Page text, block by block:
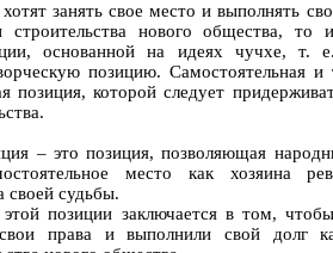
занять свое место и выполнять
строительства нового общества, то
основанной на идеях чучхе, т.
позицию. Самостоятельная и
позиция, которой следует
– это позиция, позволяющая
место как хозяина
своей судьбы.
позиции заключается в том,
права и выполнили свой долг